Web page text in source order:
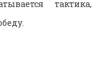
тактика,